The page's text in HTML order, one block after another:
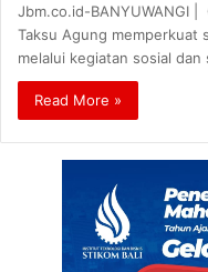
Jbm.co.id-BANYUWANGI |
Taksu Agung memperkuat
melalui kegiatan sosial
Read More »